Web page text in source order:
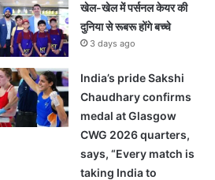
खेल-खेल में पर्सनल केयर की
दुनिया से रूबरू होंगे बच्चे
3 days ago
India’s pride Sakshi
Chaudhary confirms
medal at Glasgow
CWG 2026 quarters,
says, “Every match is
taking India to